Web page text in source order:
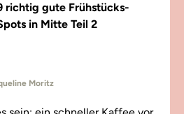
richtig gute Frühstücks-
in Mitte Teil 2
Moritz